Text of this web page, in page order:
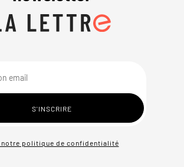
notre politique de confidentialité